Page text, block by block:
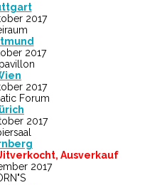
2017
2017
2017
Forum
2017
Ausverkauf
2017